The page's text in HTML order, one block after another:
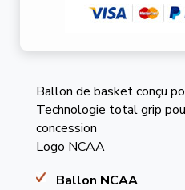
Ballon de basket conçu
Technologie total grip
concession
Logo NCAA
Ballon NCAA